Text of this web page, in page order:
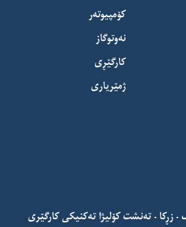
کۆمپیوتەر
نەوتوگاز
کارگێڕی
ژمێریاری
زڕکا - تەنشت کۆلیژا تەکنیکی کارگێری